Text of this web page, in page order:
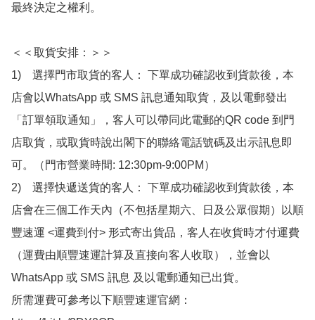
最終決定之權利。
＜＜取貨安排：＞＞
1)　選擇門市取貨的客人： 下單成功確認收到貨款後，本
店會以WhatsApp 或 SMS 訊息通知取貨，及以電郵發出
「訂單領取通知」，客人可以帶同此電郵的QR code 到門
店取貨，或取貨時說出閣下的聯絡電話號碼及出示訊息即
可。（門市營業時間: 12:30pm-9:00PM）
2)　選擇快遞送貨的客人： 下單成功確認收到貨款後，本
店會在三個工作天內（不包括星期六、日及公眾假期）以順
豐速運 <運費到付> 形式寄出貨品，客人在收貨時才付運費
（運費由順豐速運計算及直接向客人收取），並會以
WhatsApp 或 SMS 訊息 及以電郵通知已出貨。
所需運費可參考以下順豐速運官網：